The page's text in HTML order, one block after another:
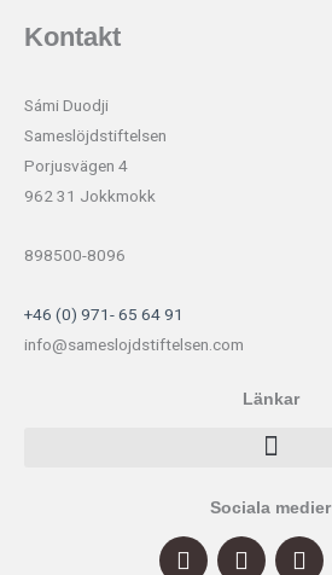
Kontakt
Sámi Duodji
Sameslöjdstiftelsen
Porjusvägen 4
962 31 Jokkmokk
898500-8096
+46 (0) 971- 65 64 91
info@sameslojdstiftelsen.com
Länkar
Sociala medier
F
I
Y